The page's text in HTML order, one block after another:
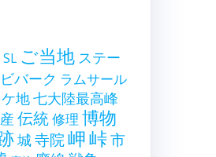
SL ご当地 ステー
バーク ラムサール
地七大陸最高峰
伝統修理 博物
城寺院岬峠市